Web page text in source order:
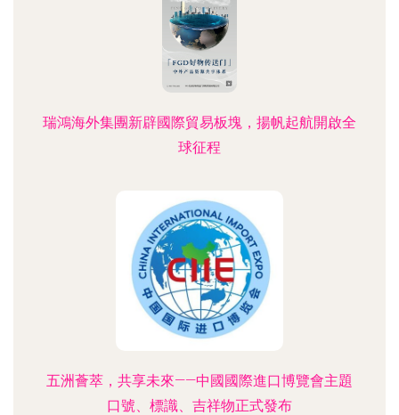
瑞鴻海外集團新辟國際貿易板塊，揚帆起航開啟全
球征程
五洲薈萃，共享未來——中國國際進口博覽會主題
口號、標識、吉祥物正式發布